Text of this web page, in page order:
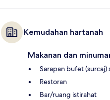
Kemudahan hartanah
Makanan dan
Sarapan bufet (surcaj)
Restoran
Bar/ruang istirahat